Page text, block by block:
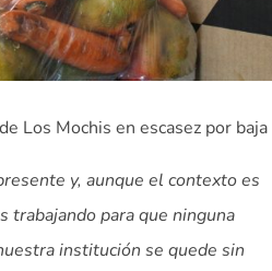
Los Mochis en escasez por
y, aunque el contexto es
trabajando para que ninguna
institución se quede sin